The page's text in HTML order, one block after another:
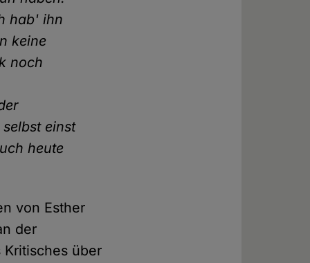
hab' ihn
keine
noch
einst
heute
von Esther
der
über